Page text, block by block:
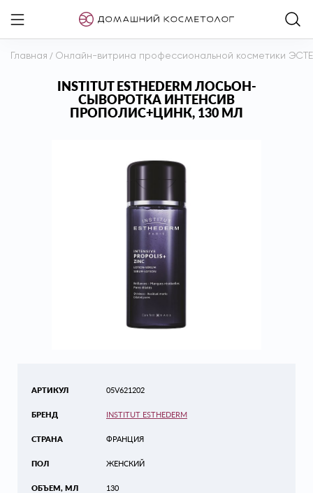
Главная / Онлайн-витрина профессиональной косметики
INSTITUT ESTHEDERM ЛОСЬОН-
СЫВОРОТКА ИНТЕНСИВ
ПРОПОЛИС+ЦИНК, 130 МЛ
АРТИКУЛ
БРЕНД
СТРАНА
ПОЛ
ОБЪЕМ, МЛ
05V621202
INSTITUT ESTHEDERM
ФРАНЦИЯ
ЖЕНСКИЙ
130